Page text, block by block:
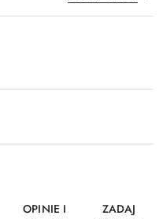
OPINIE I
ZADAJ